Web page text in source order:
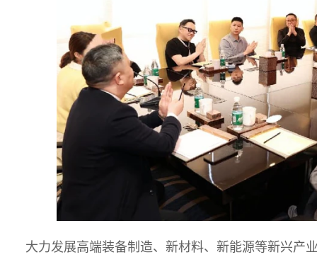
大力发展高端装备制造、新材料、新能源等新兴产